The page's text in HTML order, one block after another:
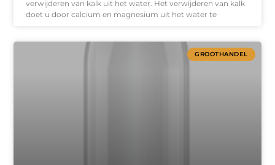
verwijderen van kalk uit het water. Het verwijderen van kalk
doet u door calcium en magnesium uit het water te
GROOTHANDEL